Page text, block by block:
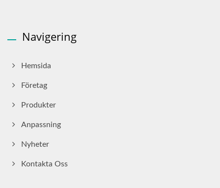
Navigering
Hemsida
Företag
Produkter
Anpassning
Nyheter
Kontakta Oss